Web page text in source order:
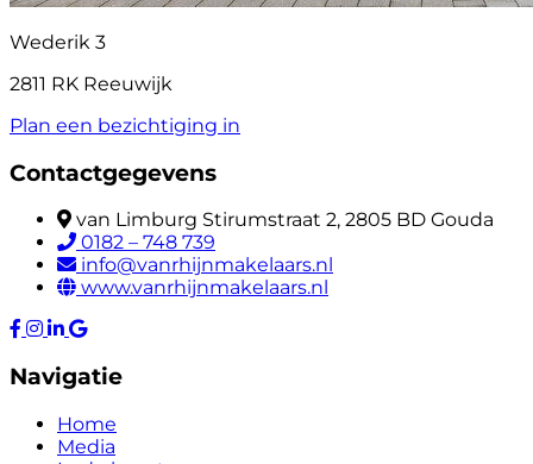
Wederik 3
2811 RK Reeuwijk
Plan een bezichtiging in
Contactgegevens
van Limburg Stirumstraat 2, 2805 BD Gouda
0182 – 748 739
info@vanrhijnmakelaars.nl
www.vanrhijnmakelaars.nl
Navigatie
Home
Media